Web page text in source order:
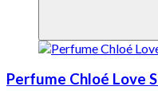
Perfume Chloé Love